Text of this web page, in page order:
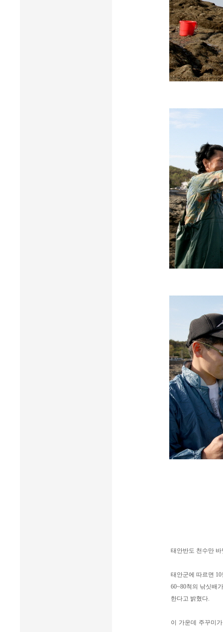
태안반도 천수만
태안군에 따르면
60~80척의 낚싯배
한다고 밝혔다.
이 가운데 주꾸미